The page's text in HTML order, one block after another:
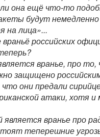
она ещё что-то
будут немедленно
на лица»...
российских
вранье, про то,
защищено
они предали
атаки, хотя и
вранье про
теперешние